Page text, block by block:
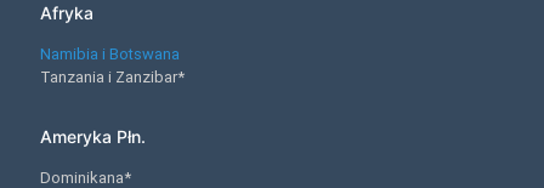
Afryka
Namibia i Botswana
Tanzania i Zanzibar*
Ameryka Płn.
Dominikana*